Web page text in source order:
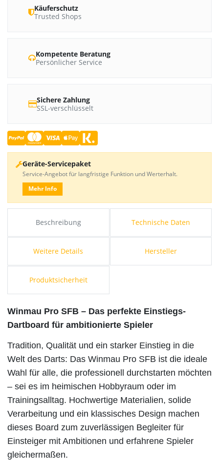
Beschreibung Technische Daten
Weitere Details Hersteller
Produktsicherheit
Winmau Pro SFB – Das perfekte Einstiegs-
Dartboard für ambitionierte Spieler
Tradition, Qualität und ein starker Einstieg in die
Welt des Darts: Das Winmau Pro SFB ist die ideale
Wahl für alle, die professionell durchstarten möchten
– sei es im heimischen Hobbyraum oder im
Trainingsalltag. Hochwertige Materialien, solide
Verarbeitung und ein klassisches Design machen
dieses Board zum zuverlässigen Begleiter für
Einsteiger mit Ambitionen und erfahrene Spieler
gleichermaßen.
Käuferschutz
Trusted Shops
Kompetente Beratung
Persönlicher Service
Sichere Zahlung
SSL-verschlüsselt
Geräte-Servicepaket
Service-Angebot für langfristige Funktion und Werterhalt.
Mehr Info